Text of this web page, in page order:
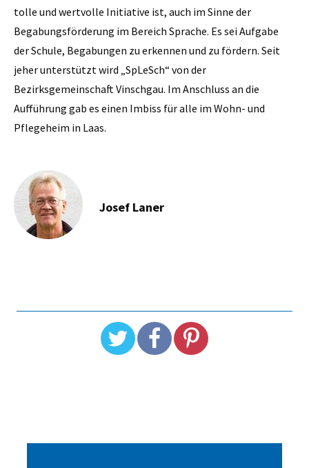
tolle und wertvolle Initiative ist, auch im Sinne der
Begabungsförderung im Bereich Sprache. Es sei Aufgabe
der Schule, Begabungen zu erkennen und zu fördern. Seit
jeher unterstützt wird „SpLeSch“ von der
Bezirksgemeinschaft Vinschgau. Im Anschluss an die
Aufführung gab es einen Imbiss für alle im Wohn- und
Pflegeheim in Laas.
Josef Laner